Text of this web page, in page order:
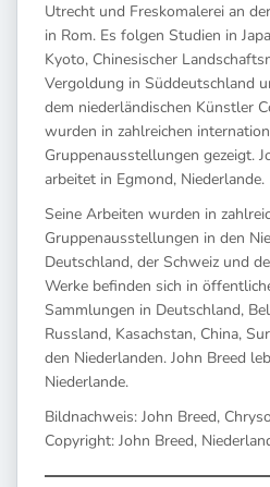
Utrecht und Freskomalerei an
in Rom. Es folgen Studien in
Kyoto, Chinesischer
Vergoldung in Süddeutschland
dem niederländischen Künstler
wurden in zahlreichen
Gruppenausstellungen gezeigt.
arbeitet in Egmond, Niederlande.
Seine Arbeiten wurden in
Gruppenausstellungen in den
Deutschland, der Schweiz und
Werke befinden sich in
Sammlungen in Deutschland,
Russland, Kasachstan, China,
den Niederlanden. John Breed
Niederlande.
Bildnachweis: John Breed,
Copyright: John Breed,